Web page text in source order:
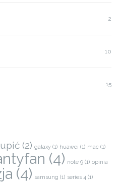
2
10
15
(2) galaxy (1) huawei (1) mac (1)
(4) note 9 (1) opinia
(4) samsung (1) series 4 (1)